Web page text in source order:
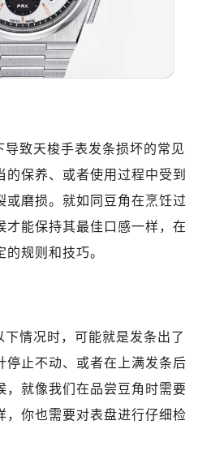
致天梭手表发条损坏的常见
保养、或者使用过程中受到
或磨损。就如同豆角在烹饪过
才能保持其最佳口感一样，在
规则和技巧。
下情况时，可能就是发条出了
停止不动、或者在上满发条后
，就像我们在品尝豆角时需要
，你也需要对表盘进行仔细检